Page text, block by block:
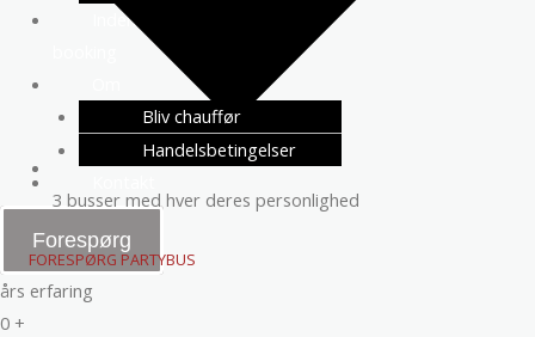
Inden
Bliv chauffør
Handelsbetingelser
Forespørg
3 busser med hver deres personlighed
FORESPØRG PARTYBUS
års erfaring
0 +